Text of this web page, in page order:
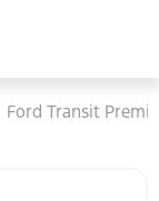
Ford Transit